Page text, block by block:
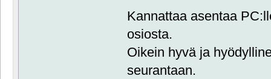
Kannattaa asentaa
osiosta.
Oikein hyvä ja
seurantaan.